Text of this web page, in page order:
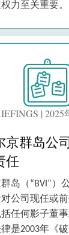
力至关重要。
| 2025
京群岛公
任
岛（“BVI”）
公司现任或
任何影子董
是2003年《破